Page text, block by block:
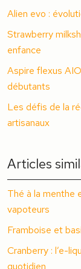
Alien evo :
Strawberry
enfance
Aspire flexus
débutants
Les défis de la
artisanaux
Articles
Thé à la menthe
vapoteurs
Framboise et
Cranberry : l’e-
quotidien